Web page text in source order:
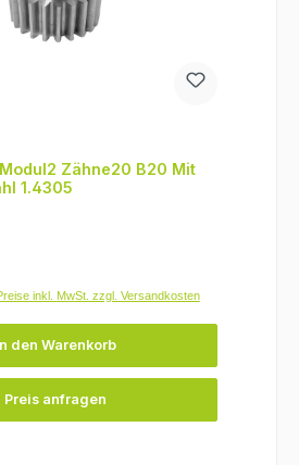
Zähne20 B20 Mit
1.4305
inkl. MwSt. zzgl. Versandkosten
den Warenkorb
Preis anfragen